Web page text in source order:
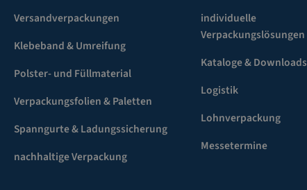
Versandverpackungen
Klebeband & Umreifung
Polster- und Füllmaterial
Verpackungsfolien & Paletten
Spanngurte & Ladungssicherung
nachhaltige Verpackung
individuelle
Verpackungslösungen
Kataloge & Downloads
Logistik
Lohnverpackung
Messetermine